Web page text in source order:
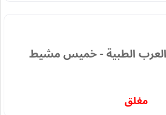
الطبية - خميس مشيط
مغلق